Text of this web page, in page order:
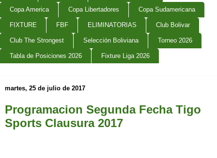
Copa America Copa Libertadores Copa Sudamericana
FIXTURE FBF ELIMINATORIAS Club Bolivar
Club The Strongest Selección Boliviana Torneo 2026
Tabla de Posiciones 2026 Fixture Liga 2026
martes, 25 de julio de 2017
Programacion Segunda Fecha Tigo
Sports Clausura 2017